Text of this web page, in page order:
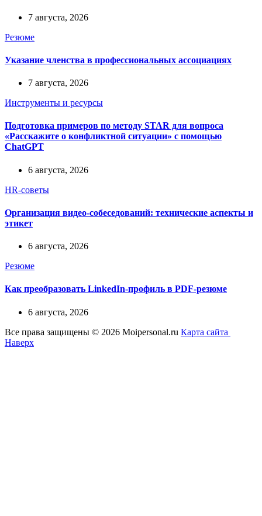
7 августа, 2026
Резюме
Указание членства в профессиональных ассоциациях
7 августа, 2026
Инструменты и ресурсы
Подготовка примеров по методу STAR для вопроса
«Расскажите о конфликтной ситуации» с помощью
ChatGPT
6 августа, 2026
HR-советы
Организация видео-собеседований: технические аспекты и
этикет
6 августа, 2026
Резюме
Как преобразовать LinkedIn-профиль в PDF-резюме
6 августа, 2026
Все права защищены © 2026 Moipersonal.ru Карта сайта
Наверх